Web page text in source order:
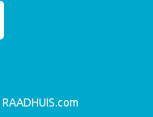
RAADHUIS.com